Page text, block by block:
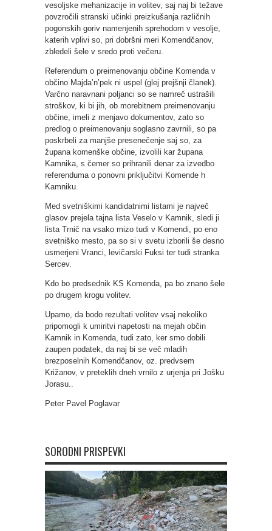
vesoljske mehanizacije in volitev, saj naj bi težave
povzročili stranski učinki preizkušanja različnih
pogonskih goriv namenjenih sprehodom v vesolje,
katerih vplivi so, pri dobršni meri Komendčanov,
zbledeli šele v sredo proti večeru.
Referendum o preimenovanju občine Komenda v
občino Majda’n’pek ni uspel (glej prejšnji članek).
Varčno naravnani poljanci so se namreč ustrašili
stroškov, ki bi jih, ob morebitnem preimenovanju
občine, imeli z menjavo dokumentov, zato so
predlog o preimenovanju soglasno zavrnili, so pa
poskrbeli za manjše presenečenje saj so, za
župana komenške občine, izvolili kar župana
Kamnika, s čemer so prihranili denar za izvedbo
referenduma o ponovni priključitvi Komende h
Kamniku.
Med svetniškimi kandidatnimi listami je največ
glasov prejela tajna lista Veselo v Kamnik, sledi ji
lista Trnič na vsako mizo tudi v Komendi, po eno
svetniško mesto, pa so si v svetu izborili še desno
usmerjeni Vranci, levičarski Fuksi ter tudi stranka
Sercev.
Kdo bo predsednik KS Komenda, pa bo znano šele
po drugem krogu volitev.
Upamo, da bodo rezultati volitev vsaj nekoliko
pripomogli k umiritvi napetosti na mejah občin
Kamnik in Komenda, tudi zato, ker smo dobili
zaupen podatek, da naj bi se več mladih
brezposelnih Komendčanov, oz. predvsem
Križanov, v preteklih dneh vrnilo z urjenja pri Jošku
Jorasu..
Peter Pavel Poglavar
SORODNI PRISPEVKI